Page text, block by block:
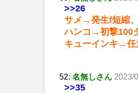
>>26
サメ→発生f短縮
ハンコ→初撃100
キューインキ→任
52: 名無しさん 2023/
>>35